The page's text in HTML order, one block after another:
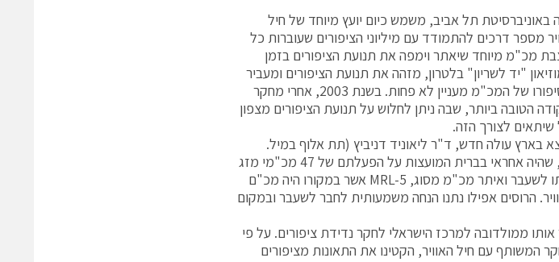
באוניברסיטת תל אביב, משמש כיום יועץ מיוחד של חיל
מספר דרכים להתמודד עם מיליוני הציפורים שעוברות כל
מכ"מ מיוחד שיאתר וימפה את תנועת הציפורים בזמן
"יד לשריון" בלטרון, מזהה את תנועת הציפורים ומעביר
התראה למרכז השליטה של חיל האוויר. סיפורו של המכ"מ מעניין לא פחות. בשנת 2003, אחרי מחקר
הטובה ביותר, שבה ניתן לחלוש על תנועת הציפורים מצפון
שיתאים לצורך הזה.
בארץ עולה חדש, ד"ר ליאוניד דניביץ (תת אלוף במיל.
בצבא הרוסי), קלימטולוג – מדען אקלים, שהיה אחראי בברית המועצות על הפעלתם של 47 מכ"מי מזג
אוויר. ד"ר דניביץ ניצל את קשריו במולדתו לשעבר ואיתר מכ"מ מסוג, MRL-5 אשר במקורו היה מכ"ם
הרוסים אפילו נתנו הנחה משמעותית לחבר לשעבר ובמקום
אותו ממולדובה למרכז הישראלי לחקר נדידת ציפורים. על פי
המשותף עם חיל האוויר, הקטינו את התאונות מציפורים